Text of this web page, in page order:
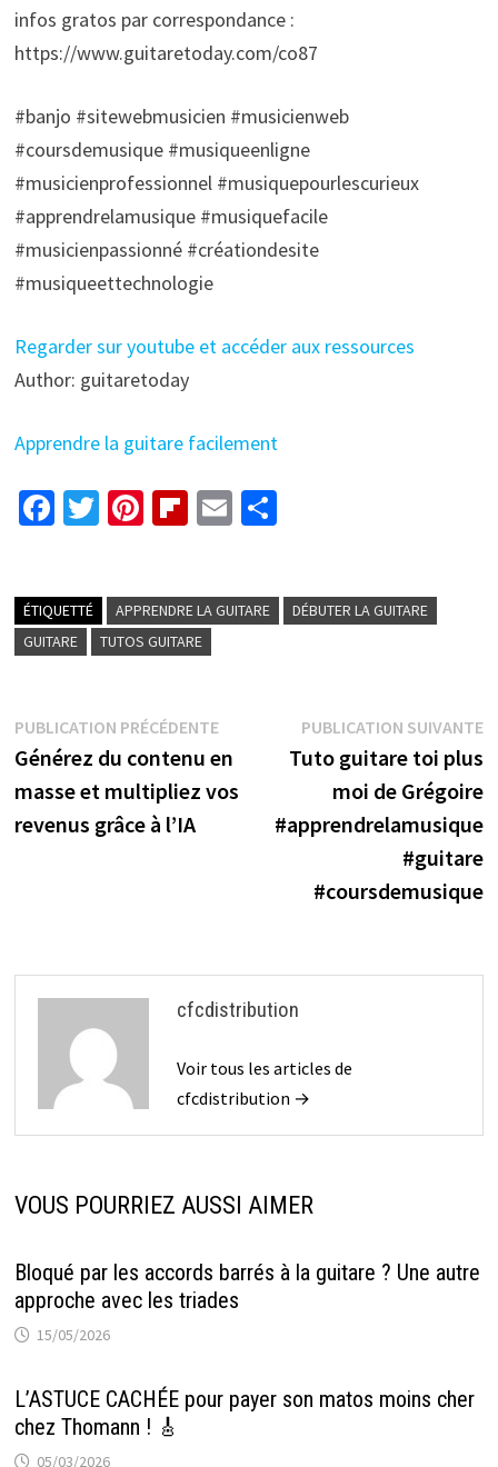
infos gratos par correspondance :
https://www.guitaretoday.com/co87
#banjo #sitewebmusicien #musicienweb
#coursdemusique #musiqueenligne
#musicienprofessionnel #musiquepourlescurieux
#apprendrelamusique #musiquefacile
#musicienpassionné #créationdesite
#musiqueettechnologie
Regarder sur youtube et accéder aux ressources
Author: guitaretoday
Apprendre la guitare facilement
Fa
o
o
T
er
Pi
es
t
Fl
o
ar
E
l
P
ge
ÉTIQUETTÉ APPRENDRE LA GUITARE
DÉBUTER LA GUITARE
GUITARE
TUTOS GUITARE
Navigation
de
l’article
PUBLICATION PRÉCÉDENTEPublication
précédente :
Générez du contenu en
masse et multipliez vos
revenus grâce à l’IA
PUBLICATION SUIVANTE
Tuto guitare toi plus
moi de Grégoire
#apprendrelamusique
#guitare
#coursdemusique
cfcdistribution
Voir tous les articles de
cfcdistribution →
VOUS POURRIEZ AUSSI AIMER
Bloqué par les accords barrés à la guitare ? Une autre
approche avec les triades
15/05/2026
L’ASTUCE CACHÉE pour payer son matos moins cher
chez Thomann ! 🎸
05/03/2026